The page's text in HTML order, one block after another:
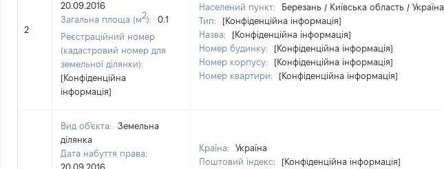
2
20.09.2016
Загальна площа (м2):
0.1
Реєстраційний номер
(кадастровий номер для
земельної ділянки):
[Конфіденційна
інформація]
Населений пункт:
Березань / Київська область / Україна
Тип:
[Конфіденційна інформація]
Назва:
[Конфіденційна інформація]
Номер будинку:
[Конфіденційна інформація]
Номер корпусу:
[Конфіденційна інформація]
Номер квартири:
[Конфіденційна інформація]
Вид об'єкта:
Земельна
ділянка
Дата набуття права:
20.09.2016
Країна:
Україна
Поштовий індекс:
[Конфіденційна інформація]